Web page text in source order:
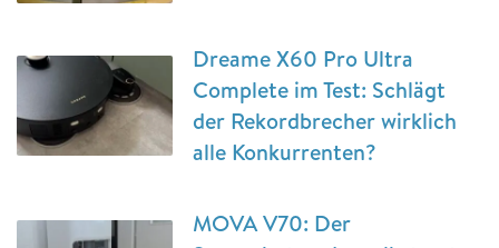
Dreame X60 Pro Ultra
Complete im Test: Schlägt
der Rekordbrecher wirklich
alle Konkurrenten?
MOVA V70: Der